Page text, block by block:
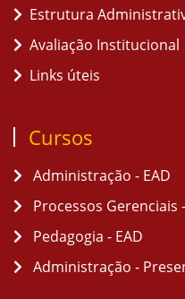
Estrutura
Avaliação Institucional
Links úteis
Cursos
Administração - EAD
Processos Gerenciais
Pedagogia - EAD
Administração -